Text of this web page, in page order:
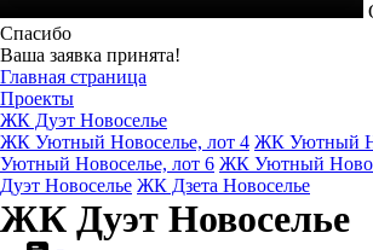
Спасибо
Ваша заявка принята!
Главная страница
Проекты
ЖК Дуэт Новоселье
ЖК Уютный Новоселье, лот 4 ЖК Уютный
Уютный Новоселье, лот 6 ЖК Уютный
Дуэт Новоселье ЖК Дзета Новоселье
ЖК Дуэт Новоселье